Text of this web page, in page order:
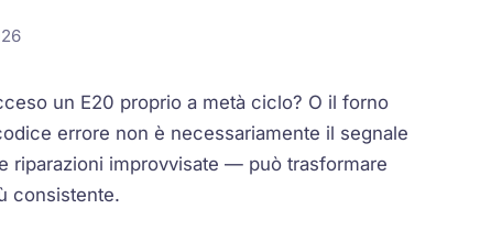
un E20 proprio a metà ciclo? O il forno
errore non è necessariamente il segnale
riparazioni improvvisate — può trasformare
consistente.